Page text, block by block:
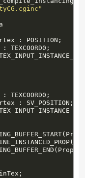
: POSITION;
TEXCOORD0;
TEXCOORD0;
: SV_POSITION;